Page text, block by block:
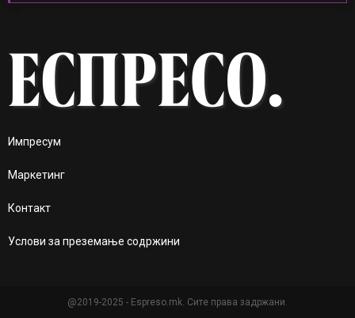
Импресум
Маркетинг
Контакт
Услови за преземање содржини
@2019-2025 - Espreso.mk. Сите права задржани.